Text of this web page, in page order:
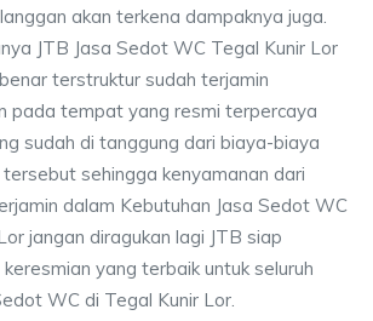
akan terkena dampaknya juga.
JTB Jasa Sedot WC Tegal Kunir Lor
terstruktur sudah terjamin
pada tempat yang resmi terpercaya
sudah di tanggung dari biaya-biaya
sehingga kenyamanan dari
dalam Kebutuhan Jasa Sedot WC
jangan diragukan lagi JTB siap
yang terbaik untuk seluruh
WC di Tegal Kunir Lor.